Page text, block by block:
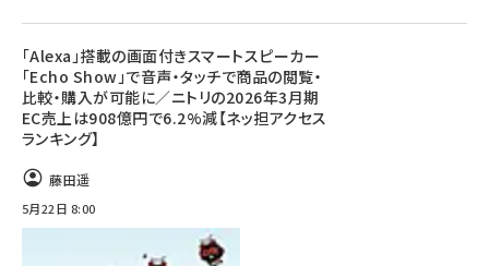
「Alexa」搭載の画面付きスマートスピーカー
「Echo Show」で音声・タッチで商品の閲覧・
比較・購入が可能に／ニトリの2026年3月期
EC売上は908億円で6.2%減【ネッ担アクセス
ランキング】
藤田遥
5月22日 8:00